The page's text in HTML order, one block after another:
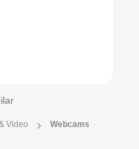
Video Webcams